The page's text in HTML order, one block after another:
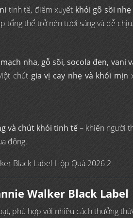
tinh tế, điểm xuyết khói gỗ sồi nhẹ
tổng thể trở nên tươi sáng và dễ chịu.
mạch nha, gỗ sồi, socola đen, vani
chút gia vị cay nhẹ và khói mịn
và chút khói tinh tế– khiến người
đông.
Walker Black Label
phù hợp với nhiều cách thưởng